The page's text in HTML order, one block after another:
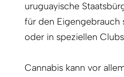
uruguayische
für den Eigengebrauch
oder in speziellen
Cannabis kann vor